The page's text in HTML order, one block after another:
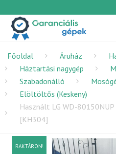
Főoldal Áruház
Háztartási nagygép
Szabadonálló
Elöltöltős (Keskeny)
Használt LG WD-
[KH304]
RAKTÁRON!